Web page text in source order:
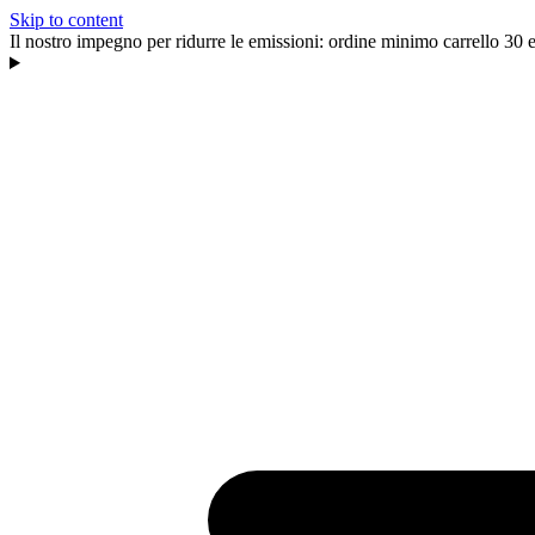
Skip to content
Il nostro impegno per ridurre le emissioni: ordine minimo carrello 30